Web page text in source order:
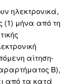
ηλεκτρονικά,
(1) μήνα από τη
αίτηση-
Β),
από τα κατά